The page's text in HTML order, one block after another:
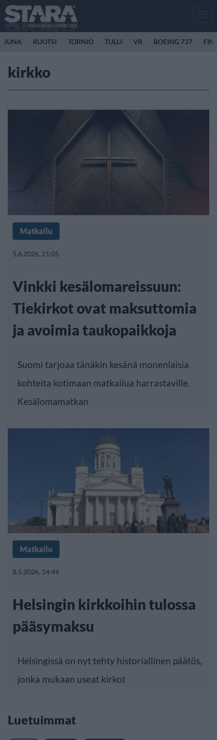
JUNA RUOTSI TORNIO TULLI VR BOEING 737
kirkko
Matkailu
5.6.2026, 21:05
Vinkki kesälomareissuun:
Tiekirkot ovat maksuttomia
ja avoimia taukopaikkoja
Suomi tarjoaa tänäkin kesänä monenlaisia
kohteita kotimaan matkailua harrastaville.
Kesälomamatkan
Matkailu
8.5.2026, 14:49
Helsingin kirkkoihin tulossa
pääsymaksu
Helsingissä on nyt tehty historiallinen päätös,
jonka mukaan useat kirkot
Luetuimmat